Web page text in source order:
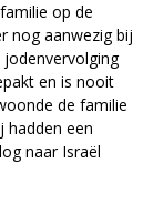
op de
nog aanwezig bij
en is nooit
de familie
hadden een
naar Israël